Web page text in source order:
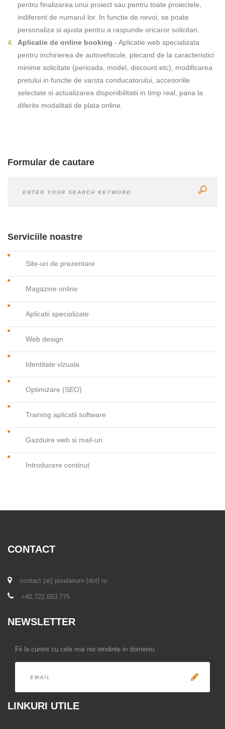
pentru finalizarea unui proiect sau pentru toate proiectele,
indiferent de numarul lor. In functie de nevoi, se poate
personaliza si ajusta pentru a raspunde oricaror solicitari.
Aplicatie de online booking - Aplicatie web specializata
pentru inchirierea de autovehicule, plecand de la caracteristici
minime solicitate (perioada, model, discount etc), modificarea
pretului in functie de varsta conducatorului, accesoriile
selectate si actualizarea disponibilitatii in timp real, pana la
diferite modalitati de plata online.
Formular de cautare
Serviciile noastre
Site-uri de prezentare
Magazine online
Aplicatii specializate
Web design
Identitate vizuala
Optimizare (SEO)
Training aplicatii software
Gazduire web si mail-uri
Introducere continut
CONTACT
contact [at] pixelarium [dot] ro
+40.722.653.775
NEWSLETTER
Fii la curent cu cele mai noi tendinte in domeniu.
LINKURI UTILE